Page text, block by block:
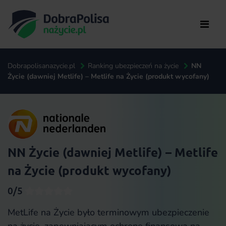
Dobrapolisanazycie.pl Ranking ubezpieczeń na życie
NN
Życie (dawniej Metlife) – Metlife na Życie (produkt wycofany)
NN Życie (dawniej Metlife) – Metlife
na Życie (produkt wycofany)
0/5
MetLife na Życie było terminowym ubezpieczenie